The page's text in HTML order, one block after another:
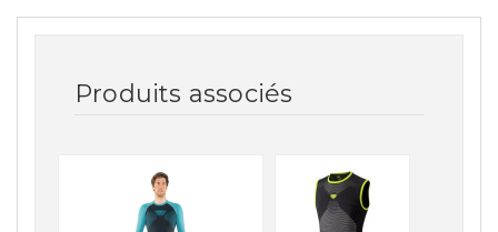
Produits associés